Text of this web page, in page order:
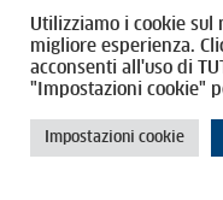
Designed by
Cookie Policy
Privacy Policy
Utilizziamo i cookie
migliore esperienza.
acconsenti all'uso di
"Impostazioni cookie"
Impostazioni cookie